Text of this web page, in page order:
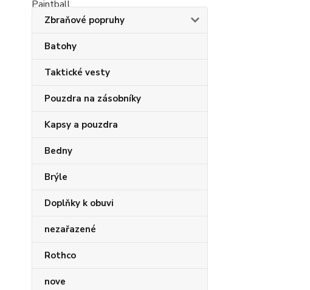
Zbraňové popruhy
Batohy
Taktické vesty
Pouzdra na zásobníky
Kapsy a pouzdra
Bedny
Brýle
Doplňky k obuvi
nezařazené
Rothco
nove